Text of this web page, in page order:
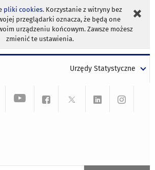
pliki cookies. Korzystanie z witryny bez
przeglądarki oznacza, że będą one
urządzeniu końcowym. Zawsze możesz
zmienić te ustawienia.
Urzędy Statystyczne